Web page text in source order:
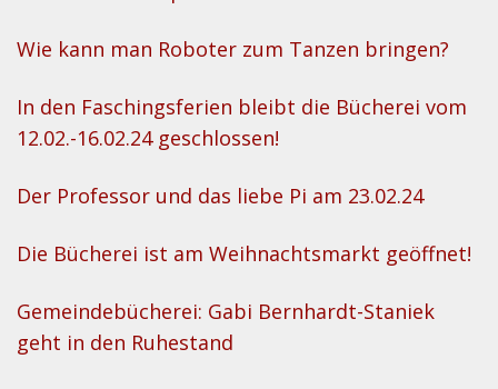
Wie kann man Roboter zum Tanzen bringen?
In den Faschingsferien bleibt die Bücherei vom
12.02.-16.02.24 geschlossen!
Der Professor und das liebe Pi am 23.02.24
Die Bücherei ist am Weihnachtsmarkt geöffnet!
Gemeindebücherei: Gabi Bernhardt-Staniek
geht in den Ruhestand